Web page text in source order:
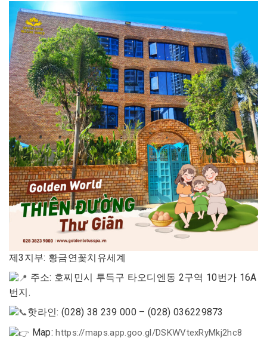
제3지부: 황금연꽃치유세계
주소: 호찌민시 투득구 타오디엔동 2구역 10번가 ​​16A
번지.
핫라인: (028) 38 239 000 – (028) 036229873
Map:https://maps.app.goo.gl/DSKWVtexRyMkj2hc8